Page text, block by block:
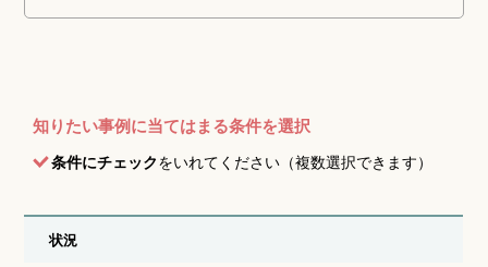
知りたい事例に当てはまる条件を選択
条件にチェックをいれてください（複数選択できます）
状況